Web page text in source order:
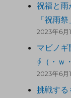
祝福と雨
「祝雨祭
2023年6月
マビノ
∮（・ｗ・
2023年6月
挑戦する